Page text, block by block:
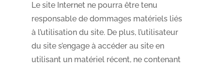
Le site Internet ne pourra être tenu
responsable de dommages matériels liés
à l’utilisation du site. De plus, l’utilisateur
du site s’engage à accéder au site en
utilisant un matériel récent, ne contenant